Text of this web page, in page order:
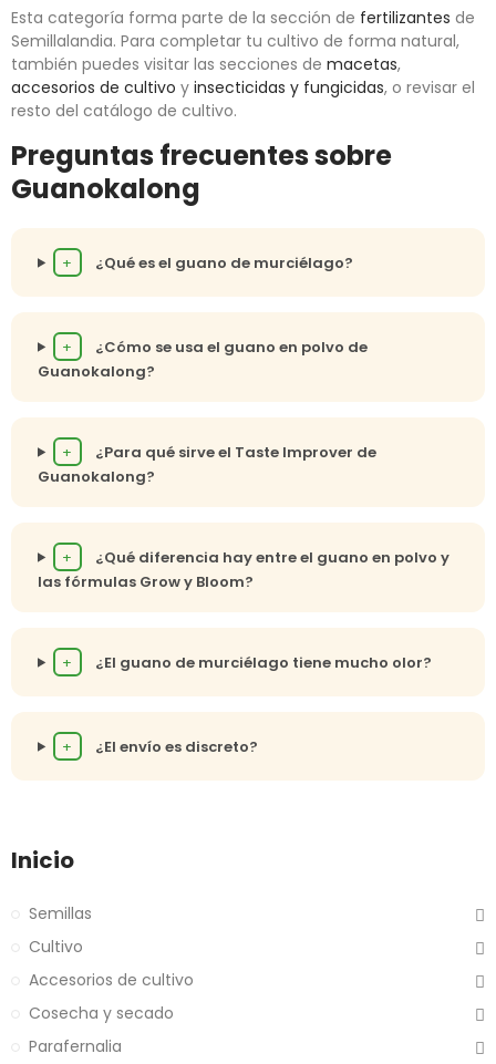
Esta categoría forma parte de la sección de fertilizantes de
Semillalandia. Para completar tu cultivo de forma natural,
también puedes visitar las secciones de macetas,
accesorios de cultivo y insecticidas y fungicidas, o revisar el
resto del catálogo de cultivo.
Preguntas frecuentes sobre
Guanokalong
+ ¿Qué es el guano de murciélago?
+
¿Cómo se usa el guano en polvo de
Guanokalong?
+
¿Para qué sirve el Taste Improver de
Guanokalong?
+
¿Qué diferencia hay entre el guano en polvo y
las fórmulas Grow y Bloom?
+ ¿El guano de murciélago tiene mucho olor?
+ ¿El envío es discreto?
Inicio
Semillas
Cultivo
Accesorios de cultivo
Cosecha y secado
Parafernalia